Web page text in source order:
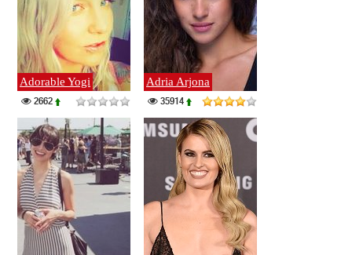
Adorable Yogi
2662
Adria Arjona
35914